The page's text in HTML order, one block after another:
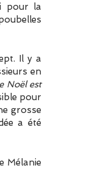
pour la
Il y a
en
Noël est
pour
grosse
a été
Mélanie